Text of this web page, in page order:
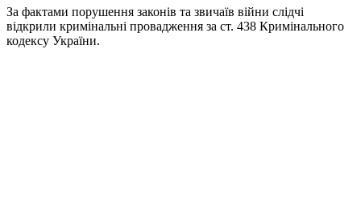
За фактами порушення законів та звичаїв війни слідчі
відкрили кримінальні провадження за ст. 438 Кримінального
кодексу України.